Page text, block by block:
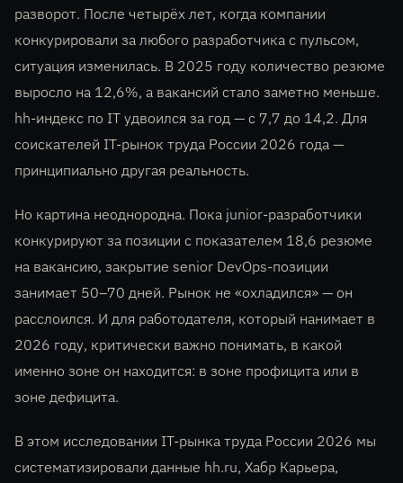
разворот. После четырёх лет, когда компании
конкурировали за любого разработчика с пульсом,
ситуация изменилась. В 2025 году количество резюме
выросло на 12,6%, а вакансий стало заметно меньше.
hh-индекс по IT удвоился за год — с 7,7 до 14,2. Для
соискателей IT-рынок труда России 2026 года —
принципиально другая реальность.
Но картина неоднородна. Пока junior-разработчики
конкурируют за позиции с показателем 18,6 резюме
на вакансию, закрытие senior DevOps-позиции
занимает 50–70 дней. Рынок не «охладился» — он
расслоился. И для работодателя, который нанимает в
2026 году, критически важно понимать, в какой
именно зоне он находится: в зоне профицита или в
зоне дефицита.
В этом исследовании IT-рынка труда России 2026 мы
систематизировали данные hh.ru, Хабр Карьера,